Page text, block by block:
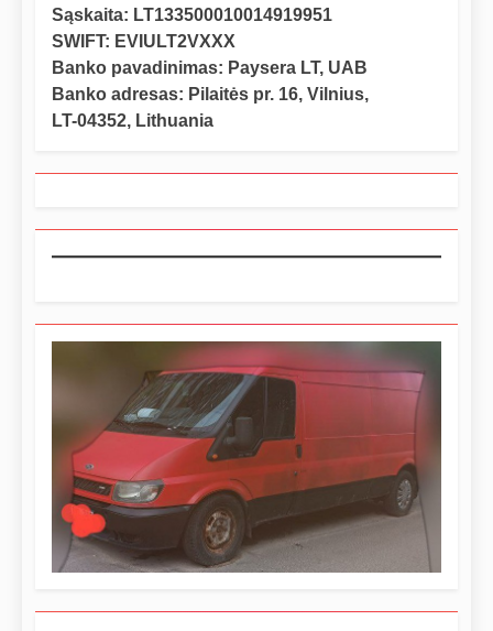
Sąskaita: LT133500010014919951
SWIFT: EVIULT2VXXX
Banko pavadinimas: Paysera LT, UAB
Banko adresas: Pilaitės pr. 16, Vilnius,
LT-04352, Lithuania